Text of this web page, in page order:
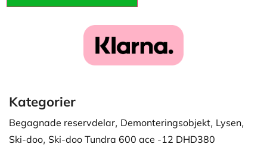
Kategorier
Begagnade reservdelar, Demonteringsobjekt, Lysen,
Ski-doo, Ski-doo Tundra 600 ace -12 DHD380